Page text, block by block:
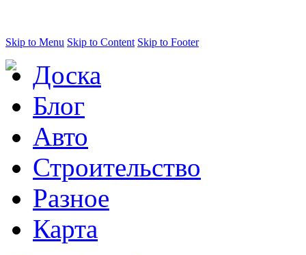
Skip to Menu Skip to Content Skip to Footer
Доска
Блог
Авто
Строительство
Разное
Карта